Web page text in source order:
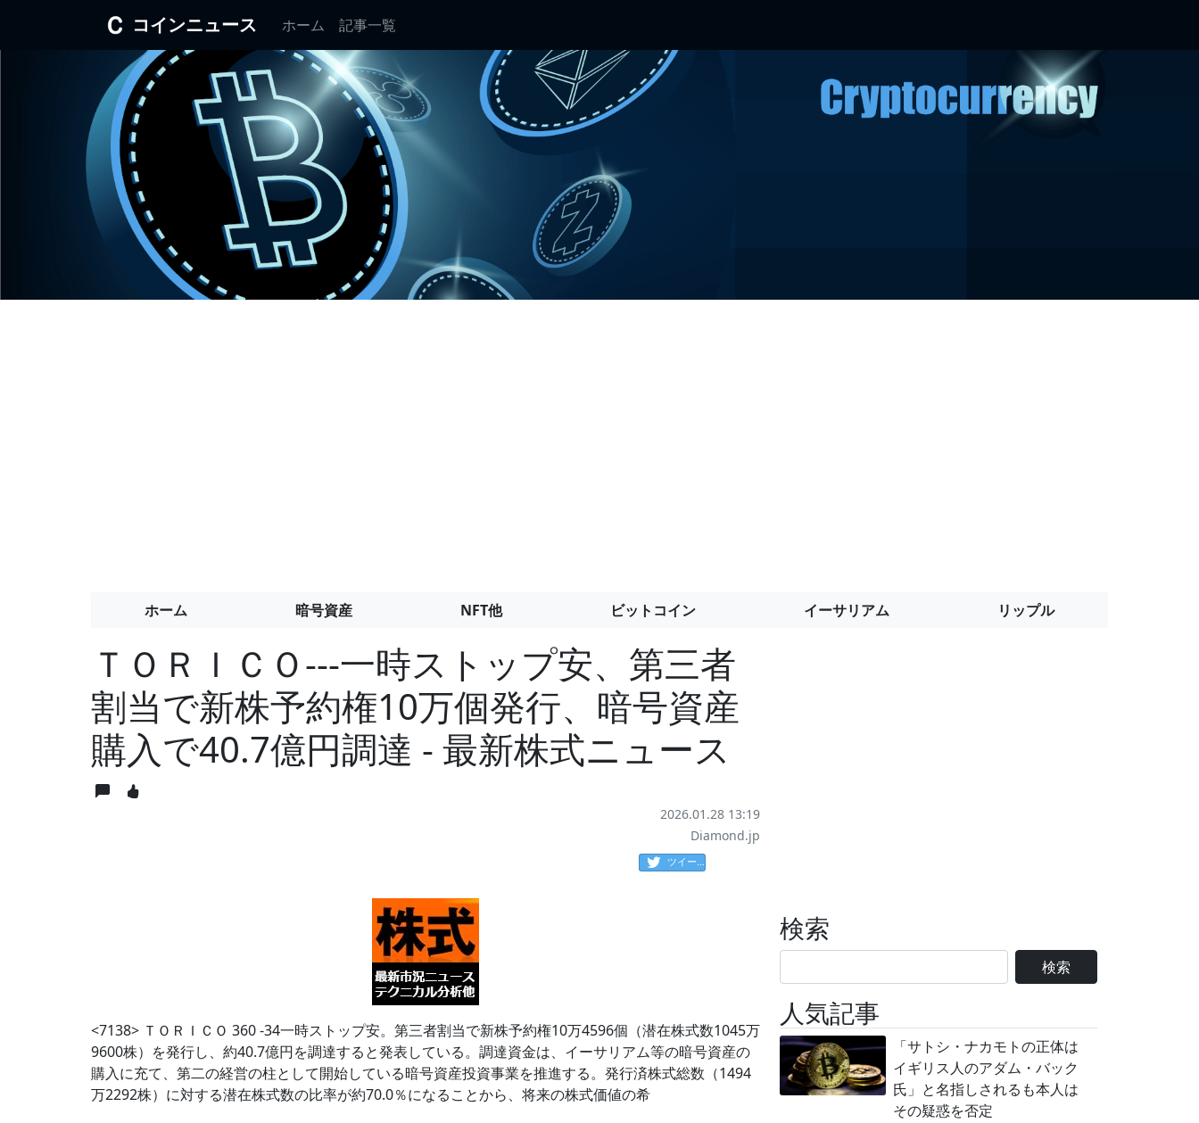
コインニュース ホーム 記事一覧
ホーム 暗号資産 NFT他 ビットコイン イーサリアム リップル
ＴＯＲＩＣＯ---一時ストップ安、第三者
割当で新株予約権10万個発行、暗号資産
購入で40.7億円調達 - 最新株式ニュース
2026.01.28 13:19
Diamond.jp
ツイート
<7138> ＴＯＲＩＣＯ 360 -34一時ストップ安。第三者割当で新株予約権10万4596個（潜在株式数1045万
9600株）を発行し、約40.7億円を調達すると発表している。調達資金は、イーサリアム等の暗号資産の
購入に充て、第二の経営の柱として開始している暗号資産投資事業を推進する。発行済株式総数（1494
万2292株）に対する潜在株式数の比率が約70.0％になることから、将来の株式価値の希
検索
検索
人気記事
「サトシ・ナカモトの正体は
イギリス人のアダム・バック
氏」と名指しされるも本人は
その疑惑を否定